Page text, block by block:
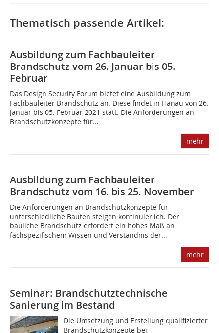
Thematisch passende Artikel:
Ausbildung zum Fachbauleiter
Brandschutz vom 26. Januar bis 05.
Februar
Das Design Security Forum bietet eine Ausbildung zum
Fachbauleiter Brandschutz an. Diese findet in Hanau von 26.
Januar bis 05. Februar 2021 statt. Die Anforderungen an
Brandschutzkonzepte für...
mehr
Ausbildung zum Fachbauleiter
Brandschutz vom 16. bis 25. November
Die Anforderungen an Brandschutzkonzepte für
unterschiedliche Bauten steigen kontinuierlich. Der
bauliche Brandschutz erfordert ein hohes Maß an
fachspezifischem Wissen und Verständnis der...
mehr
Seminar: Brandschutztechnische
Sanierung im Bestand
Die Umsetzung und Erstellung qualifizierter
Brandschutzkonzepte bei